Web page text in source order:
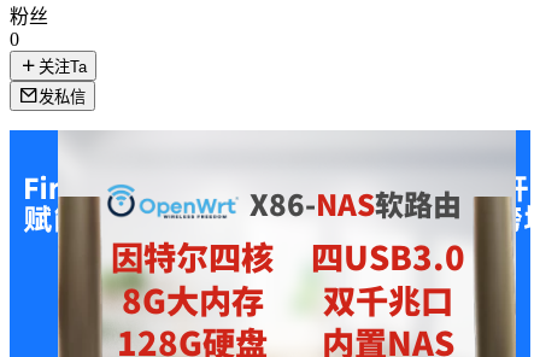
粉丝
0
关注Ta
发私信